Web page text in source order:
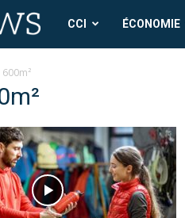
CCICCI ÉCONOMIE
600m²